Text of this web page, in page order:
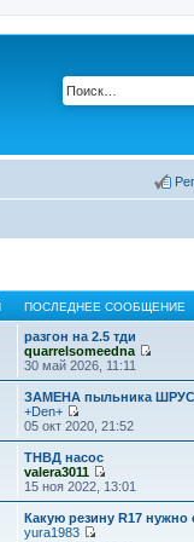
ПОСЛЕДНЕЕ СООБЩЕНИЕ
разгон на 2.5 тди
quarrelsomeedna
е
р
е
л
30 май 2026, 11:11
ЗАМЕНА пыльника
+Den+
П
е
р
е
й
т
к
05 окт 2020, 21:52
ТНВД насос
valera3011
П
е
р
е
15 ноя 2022, 13:01
Какую резину R17 нужно
yura1983